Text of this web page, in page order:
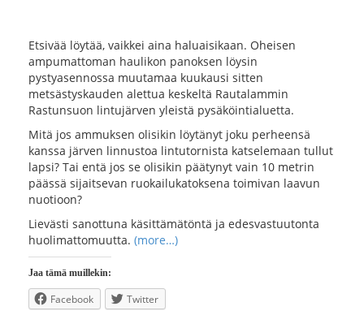
Etsivää löytää, vaikkei aina haluaisikaan. Oheisen
ampumattoman haulikon panoksen löysin
pystyasennossa muutamaa kuukausi sitten
metsästyskauden alettua keskeltä Rautalammin
Rastunsuon lintujärven yleistä pysäköintialuetta.
Mitä jos ammuksen olisikin löytänyt joku perheensä
kanssa järven linnustoa lintutornista katselemaan tullut
lapsi? Tai entä jos se olisikin päätynyt vain 10 metrin
päässä sijaitsevan ruokailukatoksena toimivan laavun
nuotioon?
Lievästi sanottuna käsittämätöntä ja edesvastuutonta
huolimattomuutta. (more…)
Jaa tämä muillekin:
Facebook Twitter